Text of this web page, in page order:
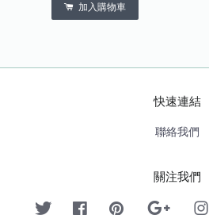
加入購物車
快速連結
聯絡我們
關注我們
Twitter FacebookPinterest Google